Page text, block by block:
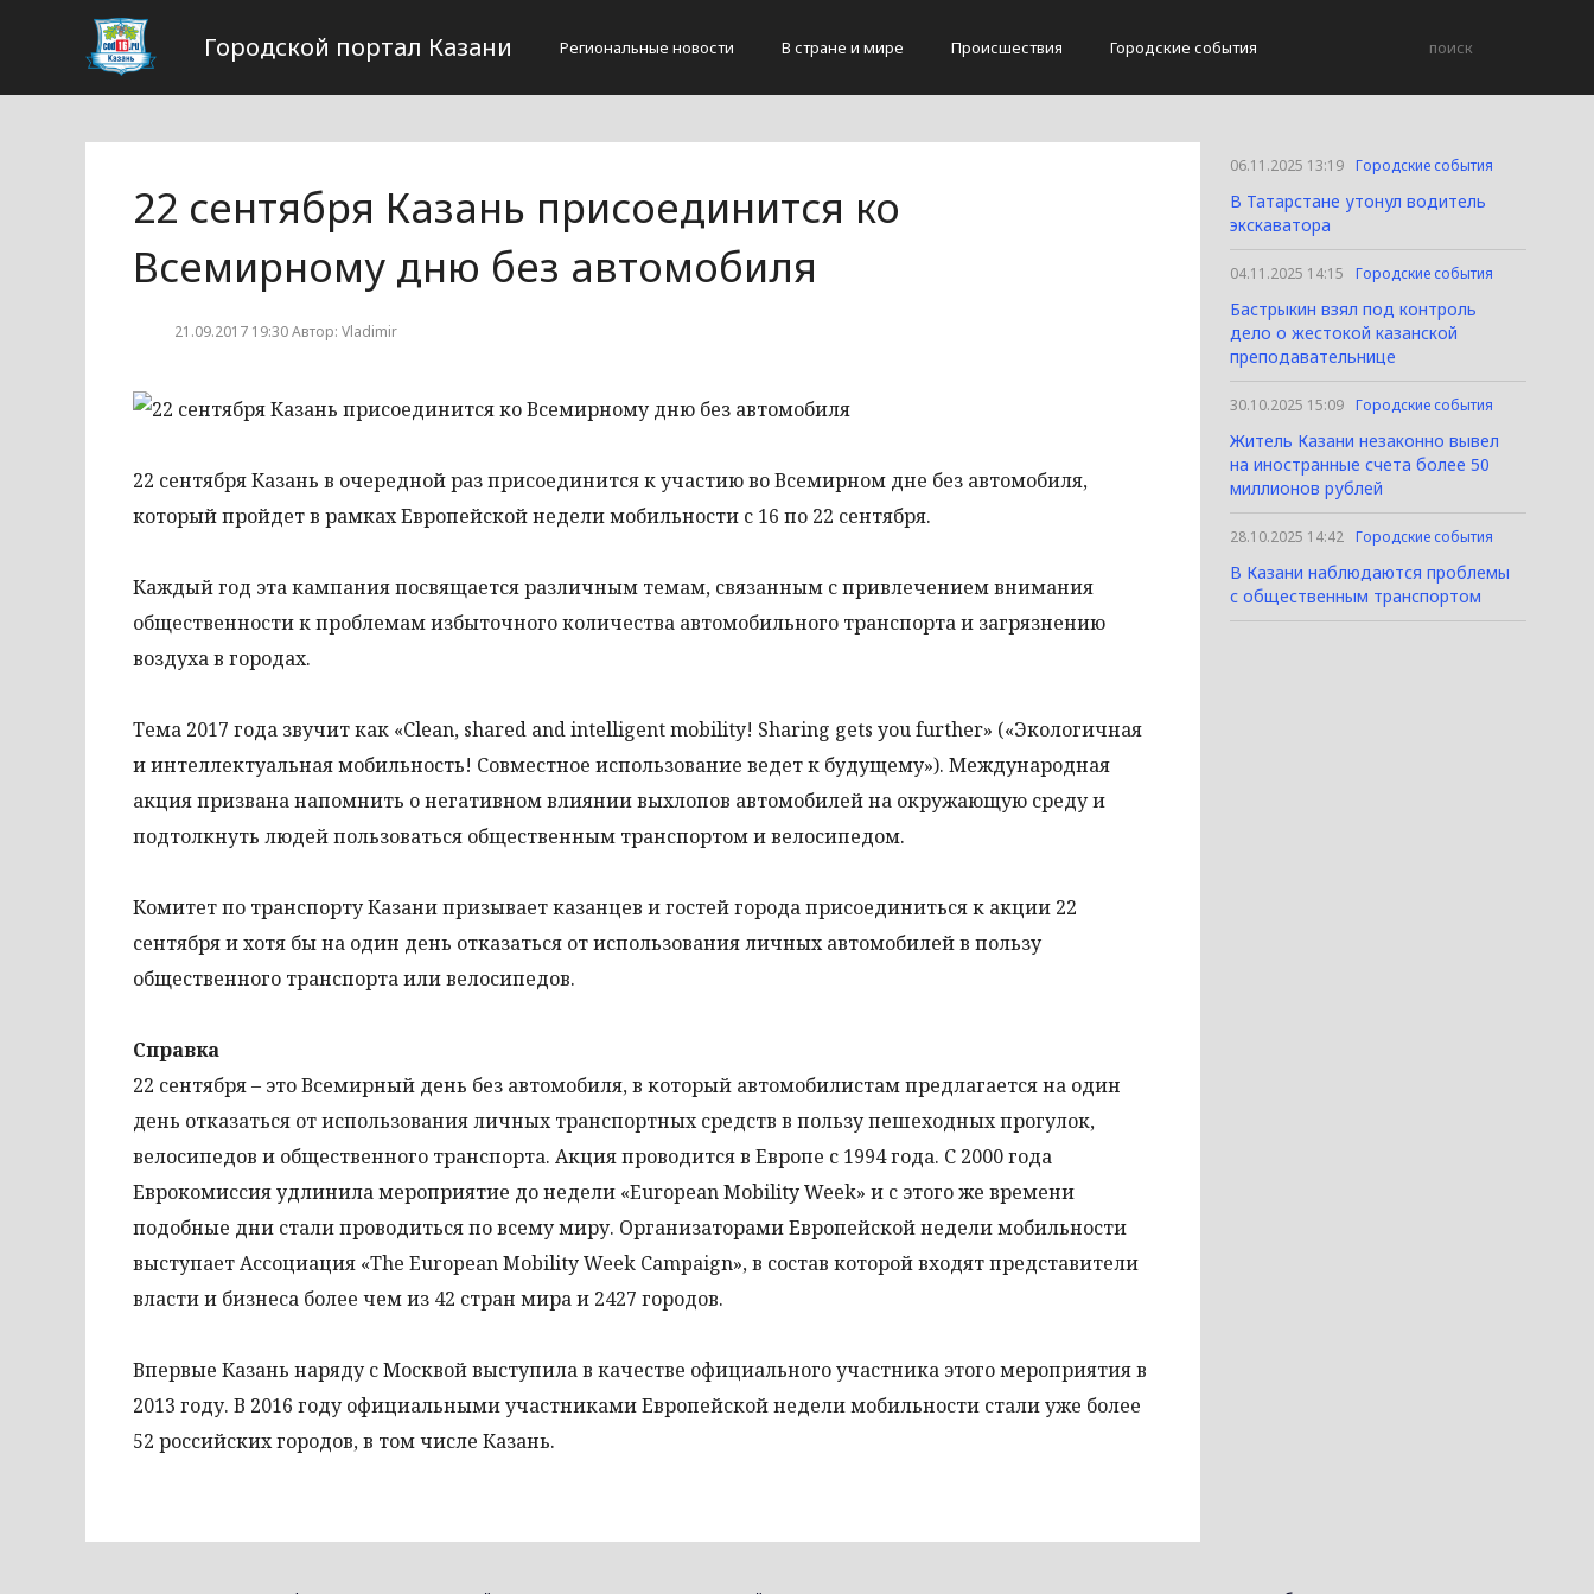
Городской портал Казани Региональные новости В стране и мире Происшествия Городские события
22 сентября Казань присоединится ко
Всемирному дню без автомобиля
21.09.2017 19:30 Автор: Vladimir
22 сентября Казань в очередной раз присоединится к участию во Всемирном дне без автомобиля,
который пройдет в рамках Европейской недели мобильности с 16 по 22 сентября.
Каждый год эта кампания посвящается различным темам, связанным с привлечением внимания
общественности к проблемам избыточного количества автомобильного транспорта и загрязнению
воздуха в городах.
Тема 2017 года звучит как «Clean, shared and intelligent mobility! Sharing gets you further» («Экологичная
и интеллектуальная мобильность! Совместное использование ведет к будущему»). Международная
акция призвана напомнить о негативном влиянии выхлопов автомобилей на окружающую среду и
подтолкнуть людей пользоваться общественным транспортом и велосипедом.
Комитет по транспорту Казани призывает казанцев и гостей города присоединиться к акции 22
сентября и хотя бы на один день отказаться от использования личных автомобилей в пользу
общественного транспорта или велосипедов.
Справка
22 сентября – это Всемирный день без автомобиля, в который автомобилистам предлагается на один
день отказаться от использования личных транспортных средств в пользу пешеходных прогулок,
велосипедов и общественного транспорта. Акция проводится в Европе с 1994 года. С 2000 года
Еврокомиссия удлинила мероприятие до недели «European Mobility Week» и с этого же времени
подобные дни стали проводиться по всему миру. Организаторами Европейской недели мобильности
выступает Ассоциация «The European Mobility Week Campaign», в состав которой входят представители
власти и бизнеса более чем из 42 стран мира и 2427 городов.
Впервые Казань наряду с Москвой выступила в качестве официального участника этого мероприятия в
2013 году. В 2016 году официальными участниками Европейской недели мобильности стали уже более
52 российских городов, в том числе Казань.
06.11.2025 13:19 Городские события
В Татарстане утонул водитель
экскаватора
04.11.2025 14:15 Городские события
Бастрыкин взял под контроль
дело о жестокой казанской
преподавательнице
30.10.2025 15:09 Городские события
Житель Казани незаконно вывел
на иностранные счета более 50
миллионов рублей
28.10.2025 14:42 Городские события
В Казани наблюдаются проблемы
с общественным транспортом